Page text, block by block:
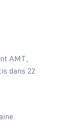
AMT,
dans 22